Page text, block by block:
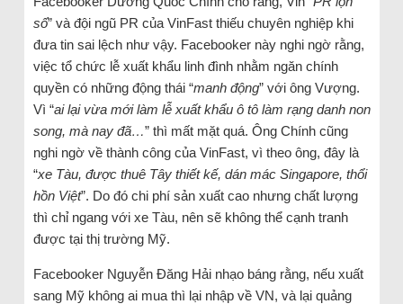
số” và đội ngũ PR của VinFast thiếu chuyên nghiệp khi
đưa tin sai lệch như vậy. Facebooker này nghi ngờ rằng,
việc tổ chức lễ xuất khẩu linh đình nhằm ngăn chính
quyền có những động thái “manh động” với ông Vượng.
Vì “ai lại vừa mới làm lễ xuất khẩu ô tô làm rạng danh non
song, mà nay đã…” thì mất mặt quá. Ông Chính cũng
nghi ngờ về thành công của VinFast, vì theo ông, đây là
“xe Tàu, được thuê Tây thiết kế, dán mác Singapore, thổi
hồn Việt”. Do đó chi phí sản xuất cao nhưng chất lượng
thì chỉ ngang với xe Tàu, nên sẽ không thể cạnh tranh
được tại thị trường Mỹ.
Facebooker Nguyễn Đăng Hải nhạo báng rằng, nếu xuất
sang Mỹ không ai mua thì lại nhập về VN, và lại quảng